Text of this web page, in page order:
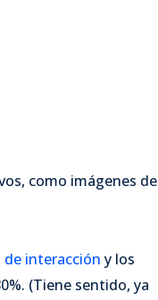
como imágenes de
de interacción y los
(Tiene sentido, ya